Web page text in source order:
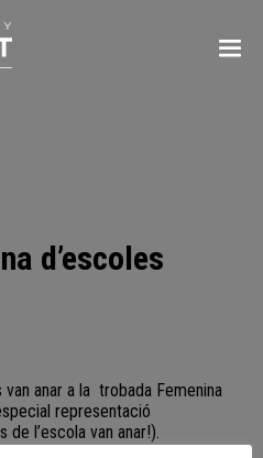
d’escoles
anar a la trobada Femenina
representació
l’escola van anar!).